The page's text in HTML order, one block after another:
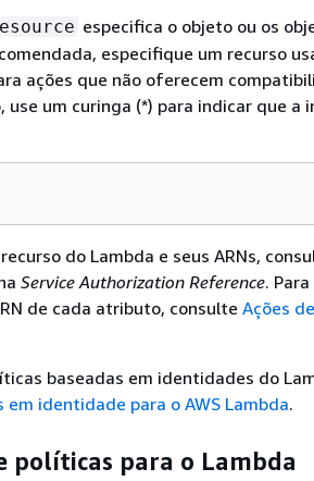
especifica o objeto ou os
especifique um recurso
ações que não oferecem
use um curinga (*) para indicar que a
do Lambda e seus ARNs,
Service Authorization Reference.
de cada atributo, consulte Ações
baseadas em identidades do
identidade para o AWS Lambda.
políticas para o Lambda